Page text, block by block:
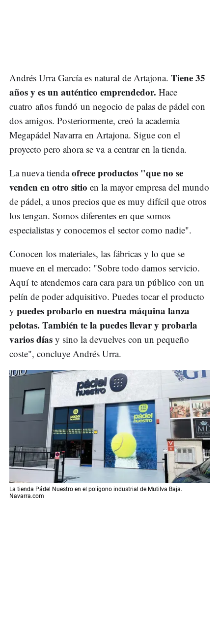
Andrés Urra García es natural de Artajona. Tiene 35
años y es un auténtico emprendedor. Hace
cuatro años fundó un negocio de palas de pádel con
dos amigos. Posteriormente, creó la academia
Megapádel Navarra en Artajona. Sigue con el
proyecto pero ahora se va a centrar en la tienda.
La nueva tiendaofrece productos "que no se
venden en otro sitio en la mayor empresa del mundo
de pádel, a unos precios que es muy difícil que otros
los tengan. Somos diferentes en que somos
especialistas y conocemos el sector como nadie".
Conocen los materiales, las fábricas y lo que se
mueve en el mercado: "Sobre todo damos servicio.
Aquí te atendemos cara cara para un público con un
pelín de poder adquisitivo. Puedes tocar el producto
y puedes probarlo en nuestra máquina lanza
pelotas. También te la puedes llevar y probarla
varios días y sino la devuelves con un pequeño
coste", concluye Andrés Urra.
La tienda Pádel Nuestro en el polígono industrial de Mutilva Baja.
Navarra.com